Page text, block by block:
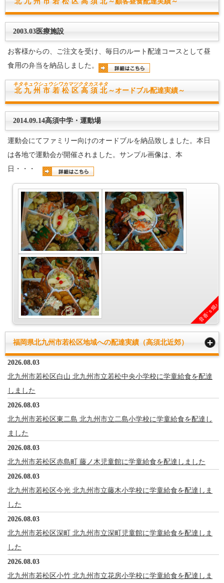
2003.03医療施設
お客様からの、ご注文を受け、毎日のルート配達コースとして昼
食用の弁当を納品しました。
北九州市若松区高須北
キタキュウシュウシワカマツクタカスキタ
～オードブル配達実績～
2014.09.14高須中学・運動場
運動会にてファミリー向けのオードブルを納品致しました。本日
は各地で運動会が開催されました。サンプル画像は、本
日・・・
音香’ｓ畑♪
福岡県北九州市若松区地域への配達実績（高須北近郊）
2026.08.03
北九州市若松区白山 北九州市立若松中央小学校に学童給食を配達
しました
2026.08.03
北九州市若松区東二島 北九州市立二島小学校に学童給食を配達し
ました
2026.08.03
北九州市若松区赤島町 藤ノ木児童館に学童給食を配達しました
2026.08.03
北九州市若松区今光 北九州市立藤木小学校に学童給食を配達しま
した
2026.08.03
北九州市若松区深町 北九州市立深町児童館に学童給食を配達しま
した
2026.08.03
北九州市若松区小竹 北九州市立花房小学校に学童給食を配達しま